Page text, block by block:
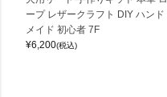
ープ レザークラフト DIY ハンド
メイド 初心者 7F
¥6,200(税込)